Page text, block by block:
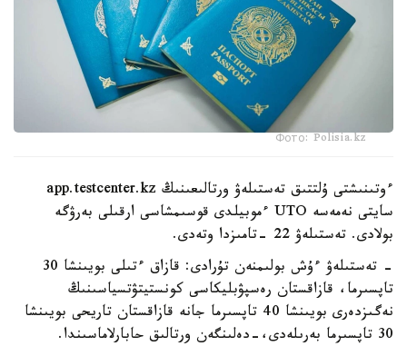
Фото: Polisia.kz
ءوتىنىشتى ۇلتتىق تەستىلەۋ ورتالىعىنىڭ app.testcenter.kz
سايتى نەمەسە UTO ءموبيلدى قوسىمشاسى ارقىلى بەرۋگە
بولادى. تەستىلەۋ 22 -تامىزدا وتەدى.
- تەستىلەۋ ءۇش بولىمنەن تۇرادى: قازاق ءتىلى بويىنشا 30
تاپسىرما، قازاقستان رەسپۋبليكاسى كونستيتۋتسياسىنىڭ
نەگىزدەرى بويىنشا 40 تاپسىرما جانە قازاقستان تاريحى بويىنشا
30 تاپسىرما بەرىلەدى،-دەلىنگەن ورتالىق حابارلاماسىندا.